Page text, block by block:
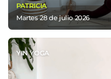
PATRICIA
martes 28dejulio 2026
YIN YOGA